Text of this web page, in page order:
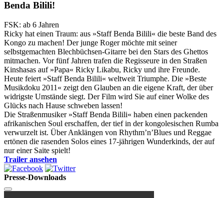
Benda Bilili!
FSK: ab 6 Jahren
Ricky hat einen Traum: aus »Staff Benda Bilili« die beste Band des
Kongo zu machen! Der junge Roger möchte mit seiner
selbstgemachten Blechbüchsen-Gitarre bei den Stars des Ghettos
mitmachen. Vor fünf Jahren trafen die Regisseure in den Straßen
Kinshasas auf »Papa« Ricky Likabu, Ricky und ihre Freunde.
Heute feiert »Staff Benda Bilili« weltweit Triumphe. Die »Beste
Musikdoku 2011« zeigt den Glauben an die eigene Kraft, der über
widrigste Umstände siegt. Der Film wird Sie auf einer Wolke des
Glücks nach Hause schweben lassen!
Die Straßenmusiker »Staff Benda Bilili« haben einen packenden
afrikanischen Soul erschaffen, der tief in der kongolesischen Rumba
verwurzelt ist. Über Anklängen von Rhythm’n’Blues und Reggae
ertönen die rasenden Solos eines 17-jährigen Wunderkinds, der auf
nur einer Saite spielt!
Trailer ansehen
Presse-Downloads